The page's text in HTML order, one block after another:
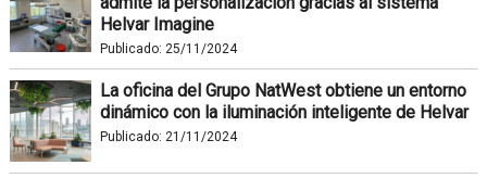
Helvar Imagine
Publicado: 25/11/2024
La oficina del Grupo NatWest obtiene un entorno
dinámico con la iluminación inteligente de Helvar
Publicado: 21/11/2024